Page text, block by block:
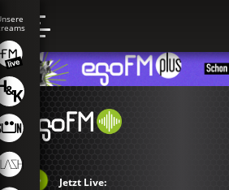
Jetzt Live: